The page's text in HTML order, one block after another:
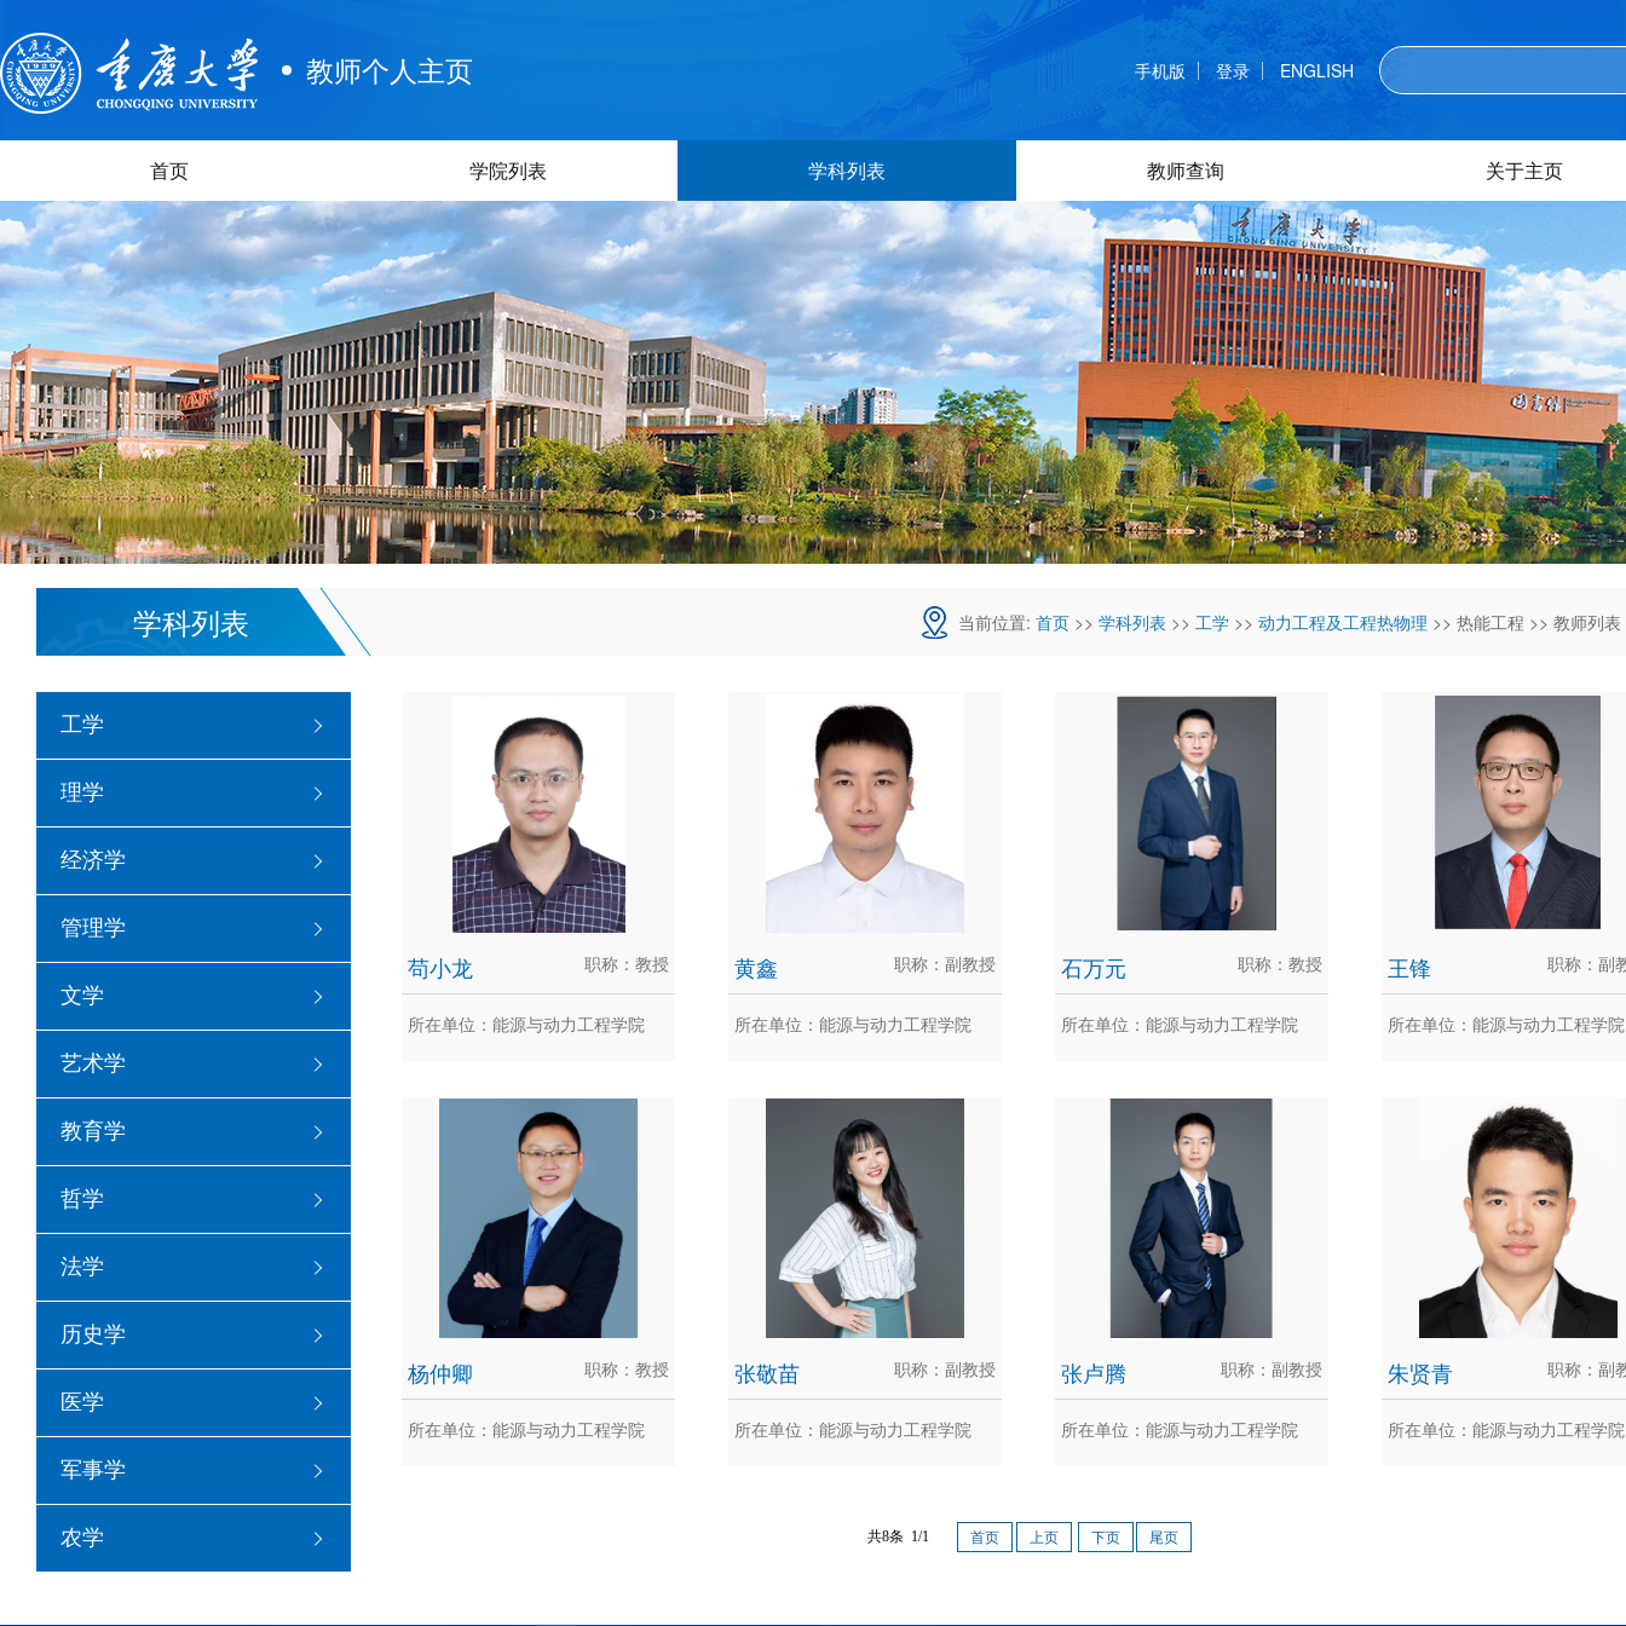
教师个人主页 手机版 登录 ENGLISH
首页 学院列表 学科列表 教师查询 关于主页
学科列表 当前位置: 首页 >> 学科列表 >> 工学 >> 动力工程及工程热物理 >> 热能工程 >> 教师列表
工学
理学
经济学
管理学
文学
艺术学
教育学
哲学
法学
历史学
医学
军事学
农学
苟小龙 职称：教授
所在单位：能源与动力工程学院
苟小龙，重庆大学能源与动力工程学
院教授、博士生导师。1995年毕业
黄鑫 职称：副教授
所在单位：能源与动力工程学院
黄鑫，工学博士，副教授，热能与动
力工程系副主任。日本九州大学工学
石万元 职称：教授
所在单位：能源与动力工程学院
石万元 博士、教授、博士生导师。
2006年获日本九州大学工学博士学
王锋 职称：副
所在单位：能源与动力工程学院
王锋，博士，副教授，研究生导
中国核学会、中国化工学会、中
杨仲卿 职称：教授
所在单位：能源与动力工程学院
张敬苗 职称：副教授
所在单位：能源与动力工程学院
张卢腾 职称：副教授
所在单位：能源与动力工程学院
朱贤青 职称：副
所在单位：能源与动力工程学院
共8条 1/1 首页 上页 下页 尾页